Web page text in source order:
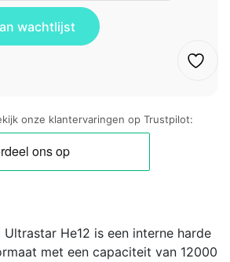
onze klantervaringen op Trustpilot:
He12 is een interne harde
met een capaciteit van 12000